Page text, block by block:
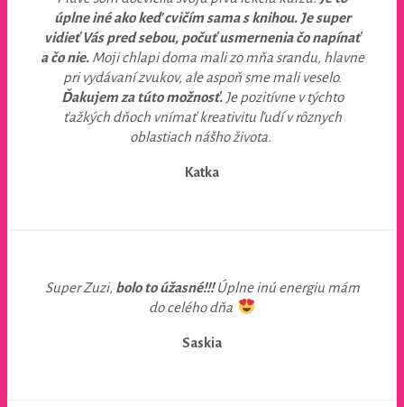
úplne iné ako keď cvičím sama s knihou. Je super
vidieť Vás pred sebou, počuť usmernenia čo napínať
a čo nie.Moji chlapi doma mali zo mňa srandu, hlavne
pri vydávaní zvukov, ale aspoň sme mali veselo.
Ďakujem za túto možnosť.Je pozitívne v týchto
ťažkých dňoch vnímať kreativitu ľudí v rôznych
oblastiach nášho života.
Katka
Super Zuzi, bolo to úžasné!!!Úplne inú energiu mám
do celého dňa
Saskia